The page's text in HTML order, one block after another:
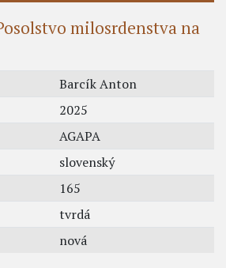
milosrdenstva na
Barcík Anton
2025
AGAPA
slovenský
165
tvrdá
nová